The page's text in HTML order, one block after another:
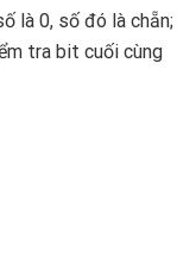
là 0, số đó là chẵn;
tra bit cuối cùng